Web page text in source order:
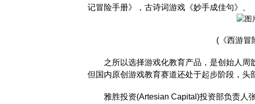
记冒险手册》，古诗词游戏《妙手成佳句》
(《西游冒
之所以选择游戏化教育产品，是创始人周
但国内原创游戏教育赛道还处于起步阶段，头
雅胜投资(Artesian Capital)投资部负责人张